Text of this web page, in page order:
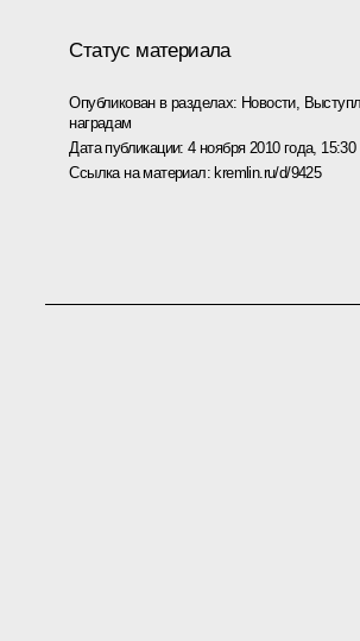
Статус материала
Опубликован в разделах: Новости,
наградам
Дата публикации:4 ноября 2010 года, 15:30
Ссылка на материал: kremlin.ru/d/9425